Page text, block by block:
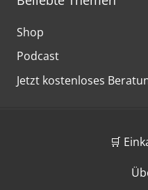
Shop
Podcast
Jetzt kostenloses
🛒